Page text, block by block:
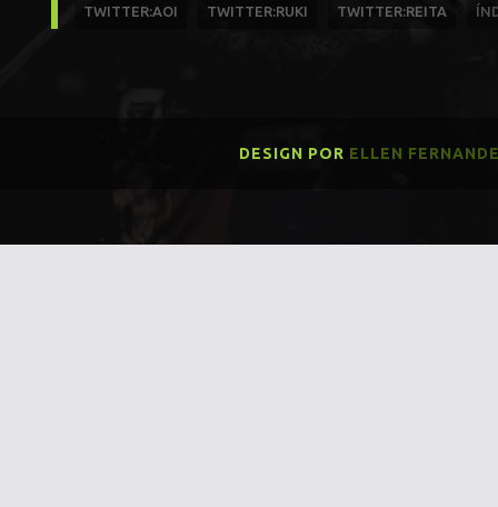
TWITTER:AOI TWITTER:RUKI TWITTER:REITA
DESIGN POR ELLEN